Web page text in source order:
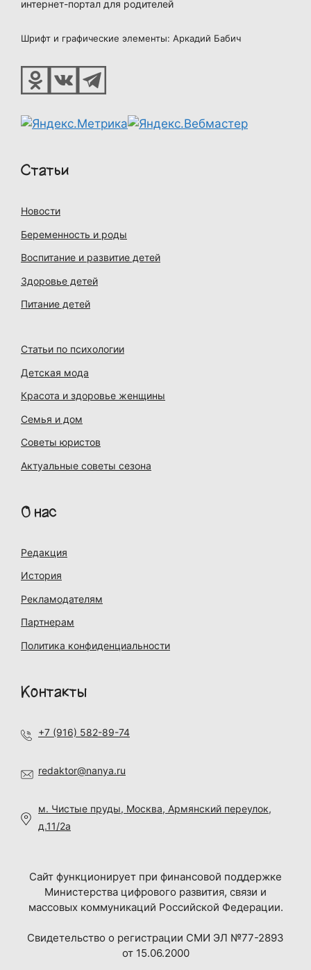
интернет-портал для родителей
Шрифт и графические элементы: Аркадий Бабич
Статьи
Новости
Беременность и роды
Воспитание и развитие детей
Здоровье детей
Питание детей
Статьи по психологии
Детская мода
Красота и здоровье женщины
Семья и дом
Советы юристов
Актуальные советы сезона
О нас
Редакция
История
Рекламодателям
Партнерам
Политика конфиденциальности
Контакты
+7 (916) 582-89-74
redaktor@nanya.ru
м. Чистые пруды, Москва, Армянский переулок,
д.11/2а
Сайт функционирует при финансовой поддержке
Министерства цифрового развития, связи и
массовых коммуникаций Российской Федерации.
Свидетельство о регистрации СМИ ЭЛ №77-2893
от 15.06.2000